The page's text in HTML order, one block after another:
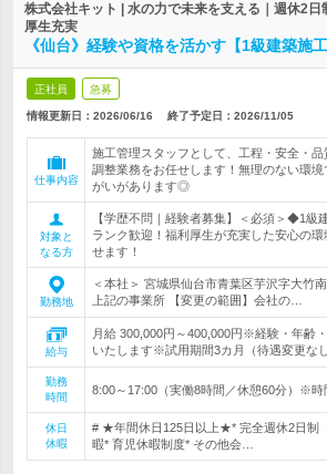
株式会社キット | 水の力で未来を支える｜週休2日
厚生充実
《仙台》経験や資格を活かす【1級建築施
正社員 急募
情報更新日：2026/06/16 終了予定日： 2026/11/05
仕事内容
施工管理スタッフとして、工程・安全・
調整業務をお任せします！無理のない環境
がいがあります◎
対象と
なる方
【学歴不問｜経験者募集】＜必須＞◆1級
ランク歓迎！福利厚生が充実した安心の
せます！
勤務地
＜本社＞ 宮城県仙台市青葉区芋沢字大竹
上記の事業所 【変更の範囲】会社の…
給与
月給 300,000円～400,000円※経験・年齢
いたします※試用期間3カ月（待遇変更なし
勤務
時間
8:00～17:00（実働8時間／休憩60分）※時
休日
休暇
# ★年間休日125日以上★* 完全週休2日制
暇* 育児休暇制度* その他会…